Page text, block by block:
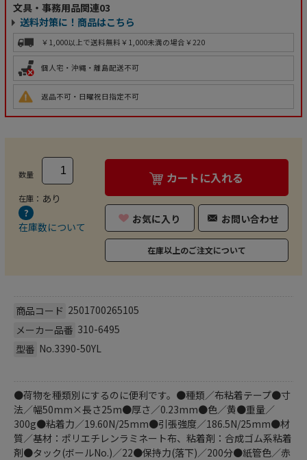
文具・事務用品関連03
送料対策に！商品はこちら
￥1,000以上で送料無料 ￥1,000未満の場合￥220
個人宅・沖縄・離島配送不可
返品不可・日曜祝日指定不可
数量
在庫： あり
在庫数について
カートに入れる
お気に入り お問い合わせ
在庫以上のご注文について
商品コード 2501700265105
メーカー品番 310-6495
型番 No.3390-50YL
●荷物を種類別にするのに便利です。●種類／布粘着テープ●寸
法／幅50mm×長さ25m●厚さ／0.23mm●色／黄●重量／
300g●粘着力／19.60N/25mm●引張強度／186.5N/25mm●材
質／基材：ポリエチレンラミネート布、粘着剤：合成ゴム系粘着
剤●タック(ボールNo.)／22●保持力(落下)／200分●紙管色／赤